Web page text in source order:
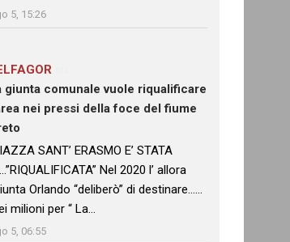
5, 15:26
giunta comunale vuole riqualificare
nei pressi della foce del fiume
SANT’ ERASMO E’ STATA
Nel 2020 l’ allora
Orlando “deliberò” di destinare……
milioni per “ La…
5, 06:55